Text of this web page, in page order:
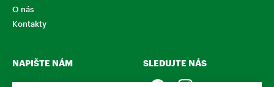
O nás
Kontakty
NAPIŠTE NÁM SLEDUJTE NÁS